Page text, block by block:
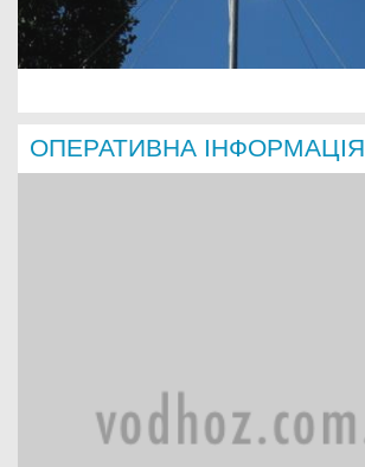
ОПЕРАТИВНА ІНФОРМАЦІЯ